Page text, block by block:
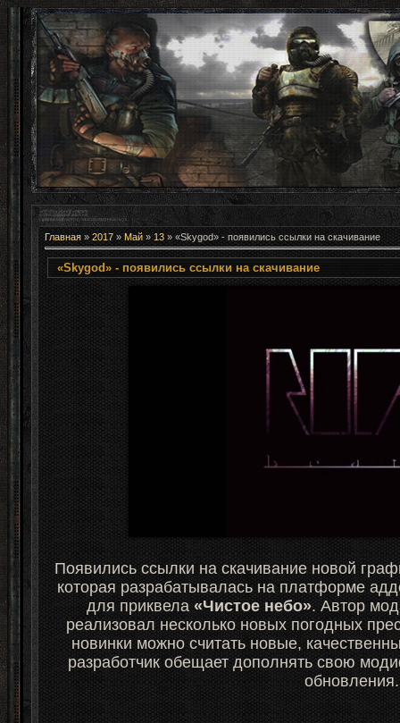
Главная» 2017 » Май » 13» «Skygod» - появились ссылки на скачивание
«Skygod» - появились ссылки на скачивание
Появились ссылки на скачивание новой
которая разрабатывалась на платформе
для приквела «Чистое небо». Автор
реализовал несколько новых погодных
новинки можно считать новые,
разработчик обещает дополнять свою
обновления.